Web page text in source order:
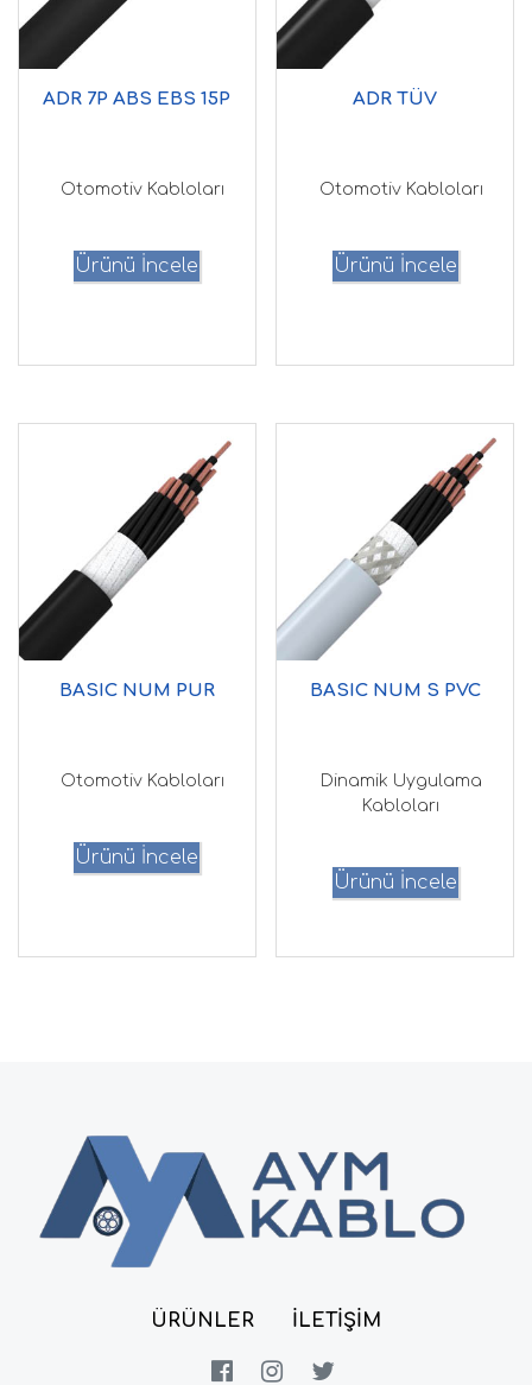
ADR 7P ABS EBS 15P
Otomotiv Kabloları
Ürünü İncele
ADR TÜV
Otomotiv Kabloları
Ürünü İncele
BASIC NUM PUR
Otomotiv Kabloları
Ürünü İncele
BASIC NUM S PVC
Dinamik Uygulama
Kabloları
Ürünü İncele
ÜRÜNLER İLETIŞIM